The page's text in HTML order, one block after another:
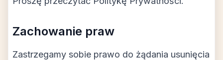
Zachowanie praw
Zastrzegamy sobie prawo do żądania usunięcia